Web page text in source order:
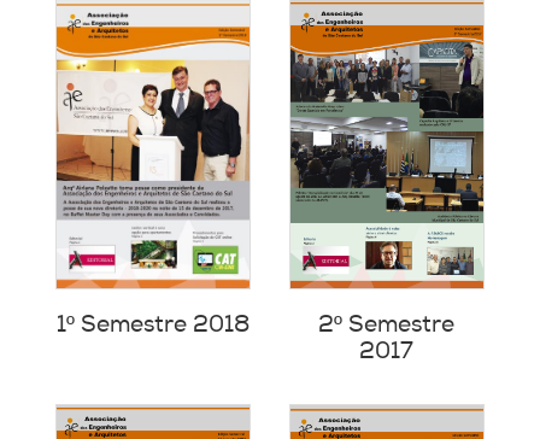
1º Semestre 2018
2º Semestre
2017